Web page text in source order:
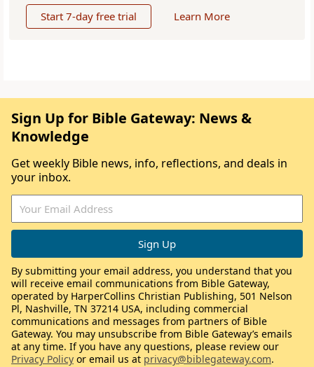
Start 7-day free trial Learn More
Sign Up for Bible Gateway: News &
Knowledge
Get weekly Bible news, info, reflections, and deals in
your inbox.
By submitting your email address, you understand that you
will receive email communications from Bible Gateway,
operated by HarperCollins Christian Publishing, 501 Nelson
Pl, Nashville, TN 37214 USA, including commercial
communications and messages from partners of Bible
Gateway. You may unsubscribe from Bible Gateway’s emails
at any time. If you have any questions, please review our
Privacy Policy or email us at privacy@biblegateway.com.